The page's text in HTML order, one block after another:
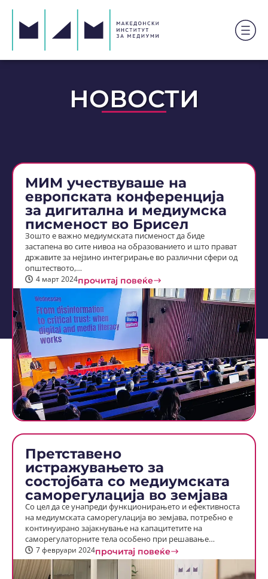
НОВОСТИ
МИМ учествуваше на
европската конференција
за дигитална и медиумска
писменост во Брисел
Зошто е важно медиумската писменост да биде
застапена во сите нивоа на образованието и што прават
државите за нејзино интегрирање во различни сфери од
општеството,…
4 март 2024прочитај повеќе
Претставено
истражувањето за
состојбата со медиумската
саморегулација во земјава
Со цел да се унапреди функционирањето и ефективноста
на медиумската саморегулација во земјава, потребно е
континуирано зајакнување на капацитетите на
саморегулаторните тела особено при решавање…
7 февруари 2024прочитај повеќе